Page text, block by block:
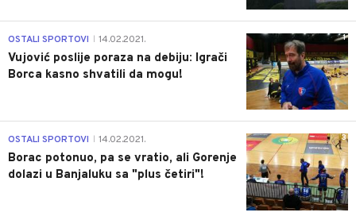
1
OSTALI SPORTOVI 14.02.2021.
Vujović poslije poraza na debiju: Igrači
Borca kasno shvatili da mogu!
3
OSTALI SPORTOVI 14.02.2021.
Borac potonuo, pa se vratio, ali Gorenje
dolazi u Banjaluku sa "plus četiri"!